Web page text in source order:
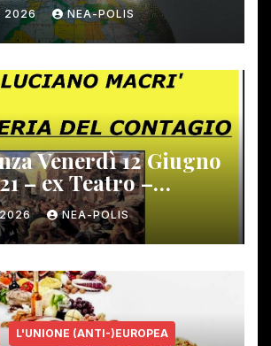
2026 NEA-POLIS
Venerdì 12 Giugno
– ex Teatro –
Terme –
2026 NEA-POLIS
L'UNIONE (ANTI-)EUROPEA